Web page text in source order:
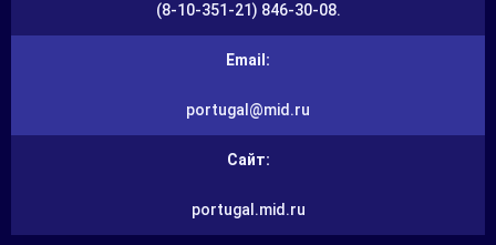
(8-10-351-21) 846-30-08.
Email:
portugal@mid.ru
Сайт:
portugal.mid.ru